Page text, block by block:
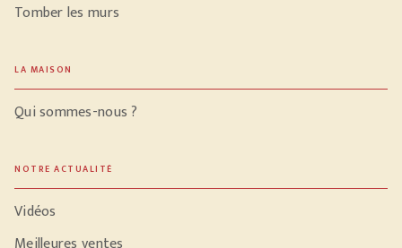
Tomber les murs
LA MAISON
Qui sommes-nous ?
NOTRE ACTUALITÉ
Vidéos